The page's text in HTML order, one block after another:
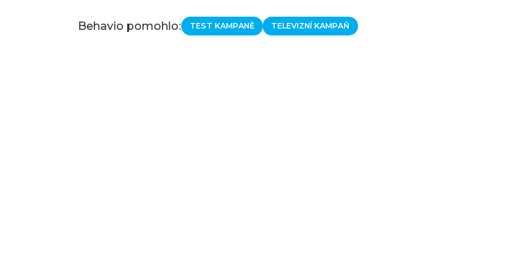
Behavio pomohlo: TEST KAMPANĚ TELEVIZNÍ KAMPAŇ